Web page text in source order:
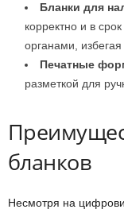
Бланки для
корректно и в
органами,
Печатные
разметкой для
бланков
Несмотря на